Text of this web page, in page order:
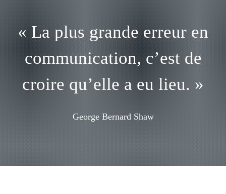
« La plus grande erreur en
communication, c’est de
croire qu’elle a eu lieu. »
George Bernard Shaw